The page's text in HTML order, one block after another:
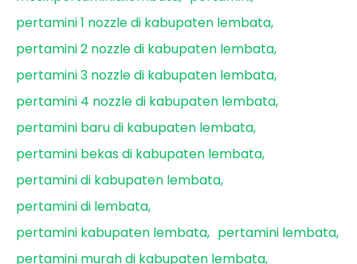
pertamini 1 nozzle di kabupaten lembata
pertamini 2 nozzle di kabupaten lembata
pertamini 3 nozzle di kabupaten lembata
pertamini 4 nozzle di kabupaten lembata
pertamini baru di kabupaten lembata
pertamini bekas di kabupaten lembata
pertamini di kabupaten lembata
pertamini di lembata
pertamini kabupaten lembata
pertamini lembata
pertamini murah di kabupaten lembata